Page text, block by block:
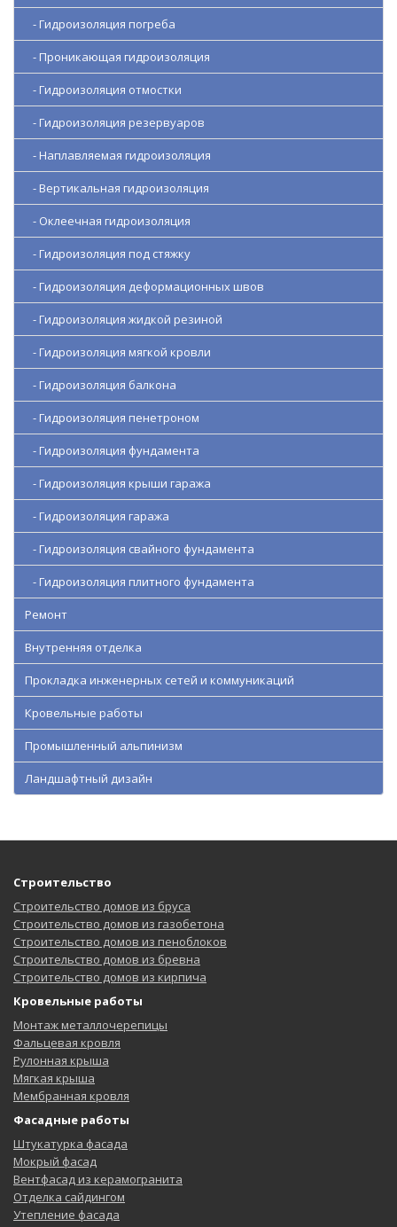
- Гидроизоляция погреба
- Проникающая гидроизоляция
- Гидроизоляция отмостки
- Гидроизоляция резервуаров
- Наплавляемая гидроизоляция
- Вертикальная гидроизоляция
- Оклеечная гидроизоляция
- Гидроизоляция под стяжку
- Гидроизоляция деформационных швов
- Гидроизоляция жидкой резиной
- Гидроизоляция мягкой кровли
- Гидроизоляция балкона
- Гидроизоляция пенетроном
- Гидроизоляция фундамента
- Гидроизоляция крыши гаража
- Гидроизоляция гаража
- Гидроизоляция свайного фундамента
- Гидроизоляция плитного фундамента
Ремонт
Внутренняя отделка
Прокладка инженерных сетей и коммуникаций
Кровельные работы
Промышленный альпинизм
Ландшафтный дизайн
Строительство
Строительство домов из бруса
Строительство домов из газобетона
Строительство домов из пеноблоков
Строительство домов из бревна
Строительство домов из кирпича
Кровельные работы
Монтаж металлочерепицы
Фальцевая кровля
Рулонная крыша
Мягкая крыша
Мембранная кровля
Фасадные работы
Штукатурка фасада
Мокрый фасад
Вентфасад из керамогранита
Отделка сайдингом
Утепление фасада